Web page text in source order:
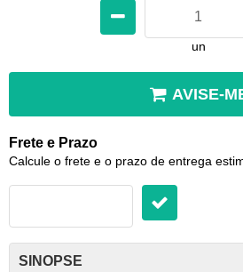
un
AVISE-
Frete e Prazo
Calcule o frete e o prazo de entrega
SINOPSE